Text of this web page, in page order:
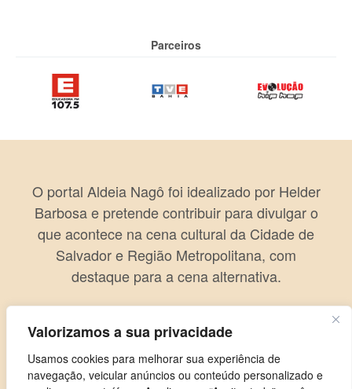
Valorizamos a sua privacidade
Usamos cookies para melhorar sua experiência de
navegação, veicular anúncios ou conteúdo personalizado e
Parceiros
O portal Aldeia Nagô foi idealizado por Helder
Barbosa e pretende contribuir para divulgar o
que acontece na cena cultural da Cidade de
Salvador e Região Metropolitana, com
destaque para a cena alternativa.